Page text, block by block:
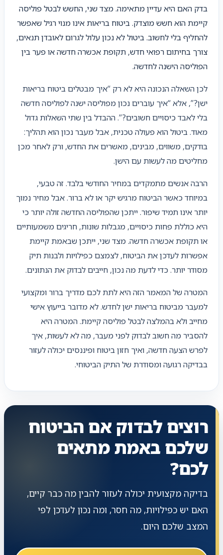
בדק האם היא עדיין מתאימה. מצד שני, החשש לבטל פוליסה
קיימת הוא חשש מוצדק. ביטוח בריאות אינו מנוי רגיל שאפשר
להחליף בלי לחשוב. ביטול לא נכון עלול לגרום לאובדן תנאים,
צורך בחיתום רפואי חדש, תקופת אכשרה חדשה או פער בין
הפוליסה הישנה לחדשה.
לכן השאלה הנכונה היא לא רק “איך מבטלים ביטוח בריאות
ישן?”, אלא “איך עוברים נכון מפוליסה ישנה לפוליסה חדשה
בלי לאבד כיסויים חשובים?”. ההבדל בין שתי השאלות גדול
מאוד. ביטול הוא פעולה טכנית, אבל מעבר נכון הוא תהליך:
בודקים, משווים, מבינים, מאשרים את החדש, ורק לאחר מכן
מחליטים מה לעשות עם הישן.
הרבה אנשים מתמקדים במחיר החודשי בלבד. זה טבעי,
במיוחד כאשר הביטוח מרגיש יקר או לא ברור. אבל מחיר נמוך
יותר אינו תמיד שיפור. ייתכן שהפוליסה החדשה זולה יותר כי
היא כוללת פחות כיסויים, מגבלות שונות, חריגים משמעותיים
או תקופת אכשרה חדשה. מצד שני, ייתכן שבאמת קיימת
אפשרות לעדכן את הביטוח, לצמצם כפילויות ולבנות תיק
מסודר יותר. כדי לדעת מה נכון, חייבים לבדוק את הנתונים.
המטרה של המאמר הזה היא לתת לכם מדריך ברור ומקצועי
למעבר מביטוח בריאות ישן לחדש. לא מדובר בייעוץ אישי
מחייב ולא בהמלצה לבטל פוליסה קיימת. המטרה היא
להסביר מה חשוב לבדוק לפני מעבר, מה לא לעשות, איך
לפרש הצעה חדשה, ואיך חזון ביטוח ופיננסים יכולה לעזור
בבדיקה רגועה ומסודרת של התיק הביטוחי.
רוצים לבדוק אם הביטוח
שלכם באמת מתאים
לכם?
בדיקה מקצועית יכולה לעזור להבין מה כבר קיים,
האם יש כפילויות, מה חסר, ומה נכון לעדכן לפי
המצב שלכם היום.